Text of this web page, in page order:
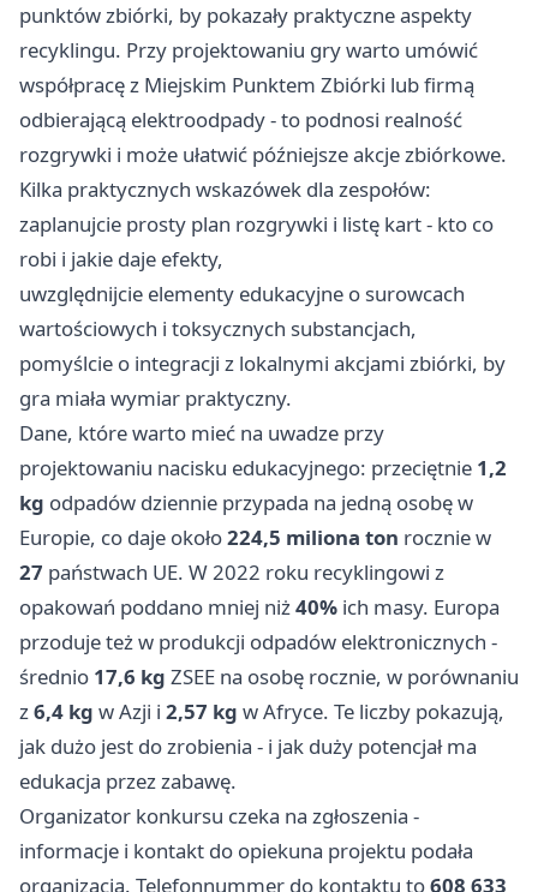
punktów zbiórki, by pokazały praktyczne aspekty
recyklingu. Przy projektowaniu gry warto umówić
współpracę z Miejskim Punktem Zbiórki lub firmą
odbierającą elektroodpady - to podnosi realność
rozgrywki i może ułatwić późniejsze akcje zbiórkowe.
Kilka praktycznych wskazówek dla zespołów:
zaplanujcie prosty plan rozgrywki i listę kart - kto co
robi i jakie daje efekty,
uwzględnijcie elementy edukacyjne o surowcach
wartościowych i toksycznych substancjach,
pomyślcie o integracji z lokalnymi akcjami zbiórki, by
gra miała wymiar praktyczny.
Dane, które warto mieć na uwadze przy
projektowaniu nacisku edukacyjnego: przeciętnie 1,2
kg odpadów dziennie przypada na jedną osobę w
Europie, co daje około224,5 miliona ton rocznie w
27 państwach UE. W 2022 roku recyklingowi z
opakowań poddano mniej niż40% ich masy. Europa
przoduje też w produkcji odpadów elektronicznych -
średnio 17,6 kg ZSEE na osobę rocznie, w porównaniu
z6,4 kg w Azji i 2,57 kg w Afryce. Te liczby pokazują,
jak dużo jest do zrobienia - i jak duży potencjał ma
edukacja przez zabawę.
Organizator konkursu czeka na zgłoszenia -
informacje i kontakt do opiekuna projektu podała
organizacja. Telefonnummer do kontaktu to608 633